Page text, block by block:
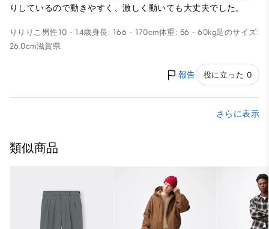
りしているので動きやすく、激しく動いても大丈夫でした。
りりりこ 男性 10 - 14歳身長: 166 - 170cm体重: 56 - 60kg足のサイズ:
26.0cm滋賀県
報告 役に立った 0
さらに表示
類似商品